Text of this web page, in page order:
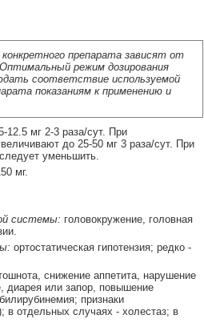
препарата зависят от
режим дозирования
соответствие используемой
показаниям к применению и
12.5 мг 2-3 раза/сут. При
до 25-50 мг 3 раза/сут. При
уменьшить.
мг.
системы: головокружение, головная
ортостатическая гипотензия; редко -
снижение аппетита, нарушение
диарея или запор, повышение
признаки
в отдельных случаях - холестаз; в